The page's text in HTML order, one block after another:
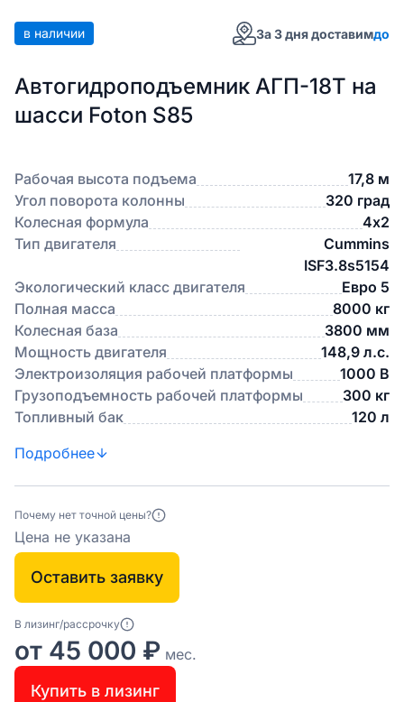
в наличии За 3 дня доставимдо
Автогидроподъемник АГП-18Т на
шасси Foton S85
Рабочая высота подъема
17,8 м
Угол поворота колонны
320 град
Колесная формула
4х2
Тип двигателя
Cummins
ISF3.8s5154
Экологический класс двигателя
Евро 5
Полная масса
8000 кг
Колесная база
3800 мм
Мощность двигателя
148,9 л.с.
Электроизоляция рабочей платформы
1000 В
Грузоподъемность рабочей платформы
300 кг
Топливный бак
120 л
Подробнее
Почему нет точной цены?
Цена не указана
Оставить заявку
В лизинг/рассрочку
от 45 000 ₽ мес.
Купить в лизинг